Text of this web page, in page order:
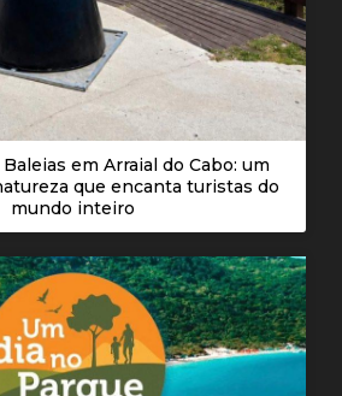
em Arraial do Cabo: um
que encanta turistas do
mundo inteiro